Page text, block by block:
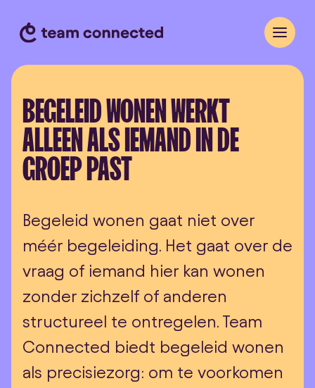
BEGELEID WONEN WERKT
ALLEEN ALS IEMAND IN DE
GROEP PAST
Begeleid wonen gaat niet over
méér begeleiding. Het gaat over de
vraag of iemand hier kan wonen
zonder zichzelf of anderen
structureel te ontregelen. Team
Connected biedt begeleid wonen
als precisiezorg: om te voorkomen